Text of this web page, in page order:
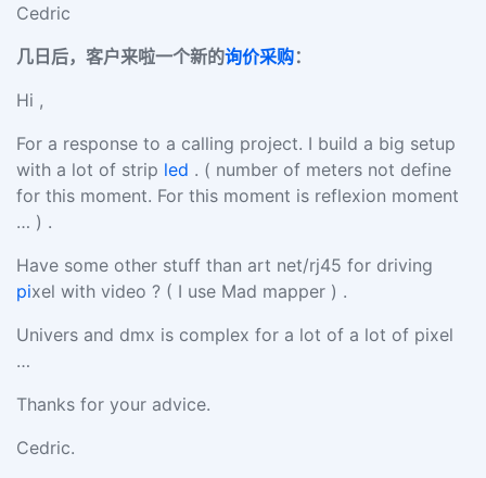
Cedric
几日后，客户来啦一个新的询价采购：
Hi ,
For a response to a calling project. I build a big setup
with a lot of strip led . ( number of meters not define
for this moment. For this moment is reflexion moment
… ) .
Have some other stuff than art net/rj45 for driving
pixel with video ? ( I use Mad mapper ) .
Univers and dmx is complex for a lot of a lot of pixel
…
Thanks for your advice.
Cedric.